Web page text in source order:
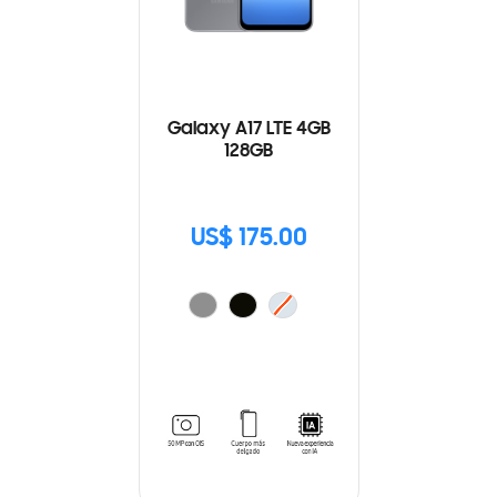
Galaxy A17 LTE 4GB
128GB
US$ 175.00